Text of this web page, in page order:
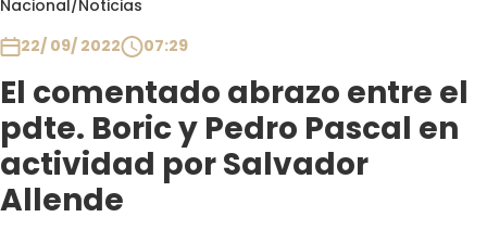
Nacional/Noticias
22/ 09/ 2022
07:29
El comentado abrazo entre el
pdte. Boric y Pedro Pascal en
actividad por Salvador
Allende
Club De La Comedia
Contigo en Directo
Plan Perfecto
El Tiempo
Sabingo
Todos Los Programas